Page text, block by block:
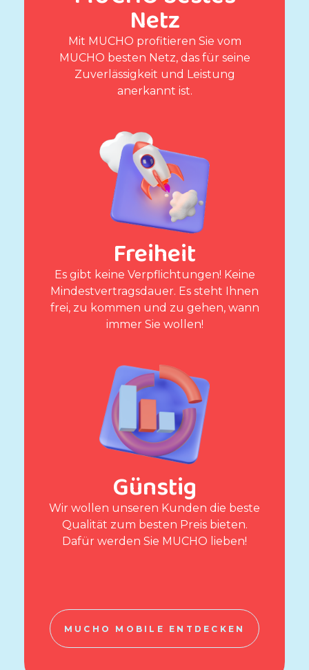
Netz
Mit MUCHO profitieren Sie vom
MUCHO besten Netz, das für seine
Zuverlässigkeit und Leistung
anerkannt ist.
Freiheit
Es gibt keine Verpflichtungen! Keine
Mindestvertragsdauer. Es steht Ihnen
frei, zu kommen und zu gehen, wann
immer Sie wollen!
Günstig
Wir wollen unseren Kunden die beste
Qualität zum besten Preis bieten.
Dafür werden Sie MUCHO lieben!
MUCHO MOBILE ENTDECKEN